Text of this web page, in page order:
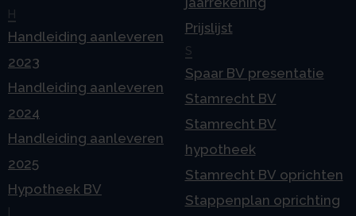
H
Handleiding aanleveren
2023
Handleiding aanleveren
2024
Handleiding aanleveren
2025
Hypotheek BV
Prijslijst
S
Spaar BV presentatie
Stamrecht BV
Stamrecht BV
hypotheek
Stamrecht BV oprichten
Stappenplan oprichting